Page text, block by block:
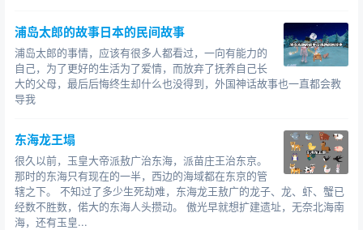
浦岛太郎的故事日本的民间故事
浦岛太郎的事情，应该有很多人都看过，一向有能力的
自己，为了更好的生活为了爱情，而放弃了抚养自己长
大的父母，最后后悔终生却什么也没得到，外国神话故事也一直都会教
导我
东海龙王塌
很久以前，玉皇大帝派敖广治东海，派苗庄王治东京。
那时的东海只有现在的一半，西边的海域都在东京的管
辖之下。 不知过了多少生死劫难，东海龙王敖广的龙子、龙、虾、蟹已
经数不胜数，偌大的东海人头攒动。 傲光早就想扩建遗址，无奈北海南
海，还有玉皇...